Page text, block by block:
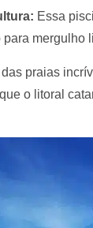
Essa
mergulho
praias
o litoral